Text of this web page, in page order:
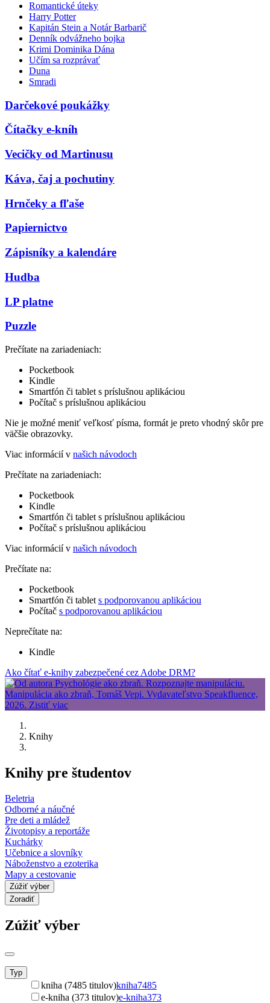
Romantické úteky
Harry Potter
Kapitán Stein a Notár Barbarič
Denník odvážneho bojka
Krimi Dominika Dána
Učím sa rozprávať
Duna
Smradi
Darčekové poukážky
Čítačky e-kníh
Vecičky od Martinusu
Káva, čaj a pochutiny
Hrnčeky a fľaše
Papiernictvo
Zápisníky a kalendáre
Hudba
LP platne
Puzzle
Prečítate na zariadeniach:
Pocketbook
Kindle
Smartfón či tablet s príslušnou aplikáciou
Počítač s príslušnou aplikáciou
Nie je možné meniť veľkosť písma, formát je preto vhodný skôr pre
väčšie obrazovky.
Viac informácií v našich návodoch
Prečítate na zariadeniach:
Pocketbook
Kindle
Smartfón či tablet s príslušnou aplikáciou
Počítač s príslušnou aplikáciou
Viac informácií v našich návodoch
Prečítate na:
Pocketbook
Smartfón či tablet s podporovanou aplikáciou
Počítač s podporovanou aplikáciou
Neprečítate na:
Kindle
Ako čítať e-knihy zabezpečené cez Adobe DRM?
Knihy
Knihy pre študentov
Beletria
Odborné a náučné
Pre deti a mládež
Životopisy a reportáže
Kuchárky
Učebnice a slovníky
Náboženstvo a ezoterika
Mapy a cestovanie
Zúžiť výber
Zoradiť
Zúžiť výber
Typ
kniha (7485 titulov)kniha7485
e-kniha (373 titulov)e-kniha373